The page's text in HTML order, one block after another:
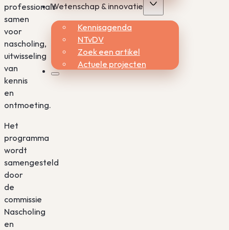
Wetenschap & innovatie
Kennisagenda
NTvDV
Zoek een artikel
Actuele projecten
professionals
samen
voor
nascholing,
uitwisseling
van
kennis
en
ontmoeting.
Het
programma
wordt
samengesteld
door
de
commissie
Nascholing
en